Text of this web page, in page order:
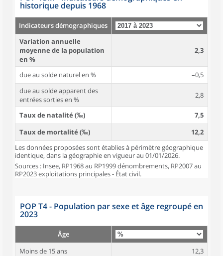
historique depuis 1968
Indicateurs démographiques
Variation annuelle
moyenne de la population
en %
2,3
due au solde naturel en %
–0,5
due au solde apparent des
entrées sorties en %
2,8
Taux de natalité (‰)
7,5
Taux de mortalité (‰)
12,2
Les données proposées sont établies à périmètre géographique
identique, dans la géographie en vigueur au 01/01/2026.
Sources : Insee, RP1968 au RP1999 dénombrements, RP2007 au
RP2023 exploitations principales - État civil.
POP T4 - Population par sexe et âge regroupé en
2023
Âge
Moins de 15 ans
12,3